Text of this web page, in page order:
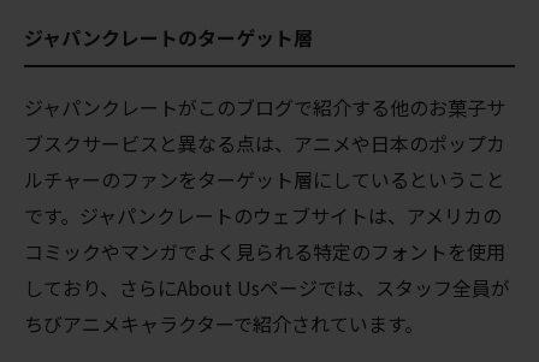
ジャパンクレートのターゲット層
ジャパンクレートがこのブログで紹介する他のお菓子サ
ブスクサービスと異なる点は、アニメや日本のポップカ
ルチャーのファンをターゲット層にしているということ
です。ジャパンクレートのウェブサイトは、アメリカの
コミックやマンガでよく見られる特定のフォントを使用
しており、さらにAbout Usページでは、スタッフ全員が
ちびアニメキャラクターで紹介されています。